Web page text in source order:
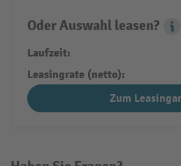
Oder Auswahl leasen?
Laufzeit:
Leasingrate (netto):
Zum